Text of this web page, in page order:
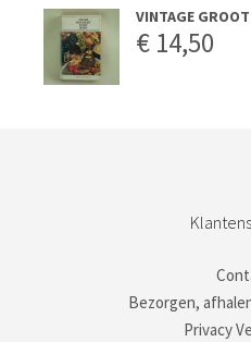
VINTAGE
€ 14,50
Bezorgen,
Privacy